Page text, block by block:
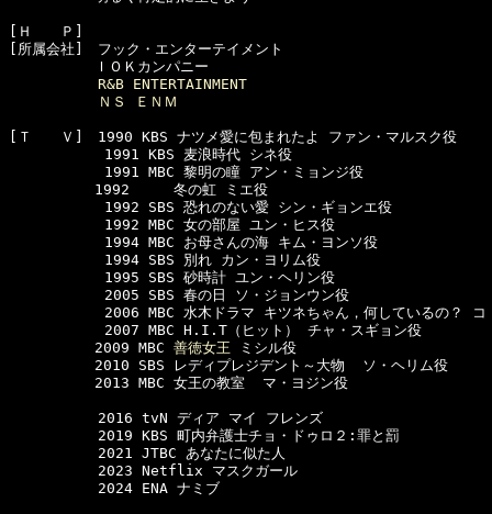
[Ｈ　　Ｐ]
[所属会社]　フック・エンターテイメント
ＩＯＫカンパニー
R&B ENTERTAINMENT
ＮＳ ＥＮＭ
[Ｔ　　Ｖ]　1990 KBS ナツメ愛に包まれたよ ファン・マルスク役
      　　　1991 KBS 麦浪時代 シネ役
      　　　1991 MBC 黎明の瞳 アン・ミョンジ役
1992     冬の虹 ミエ役
      　　　1992 SBS 恐れのない愛 シン・ギョンエ役
      　　　1992 MBC 女の部屋 ユン・ヒス役
      　　　1994 MBC お母さんの海 キム・ヨンソ役
      　　　1994 SBS 別れ カン・ヨリム役
      　　　1995 SBS 砂時計 ユン・ヘリン役
      　　　2005 SBS 春の日 ソ・ジョンウン役
　　　2006 MBC 水木ドラマ キツネちゃん，何しているの？
      　　　2007 MBC H.I.T（ヒット） チャ・スギョン役
2009 MBC 善徳女王 ミシル役
2010 SBS レディプレジデント～大物  ソ・ヘリム役
  　　　　　2016 tvN ディア マイ フレンズ
  　　　　　2019 KBS 町内弁護士チョ・ドゥロ２:罪と罰
  　　　　　2021 JTBC あなたに似た人
  　　　　　2023 Netflix マスクガール
  　　　　　2024 ENA ナミブ